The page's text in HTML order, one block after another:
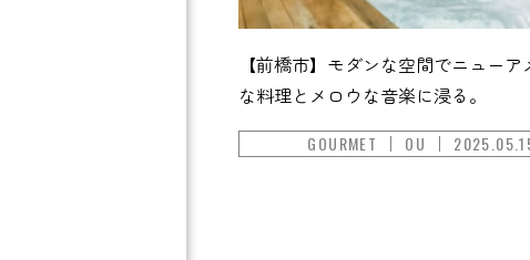
【前橋市】モダンな空間でニューア
な料理とメロウな音楽に浸る。
GOURMET OU